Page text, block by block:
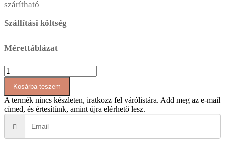
szárítható
Szállítási költség
Mérettáblázat
AT070
rövid
állású
felső
mennyiség
Kosárba teszem
A termék nincs készleten, iratkozz fel várólistára. Add meg az e-mail
címed, és értesítünk, amint újra elérhető lesz.